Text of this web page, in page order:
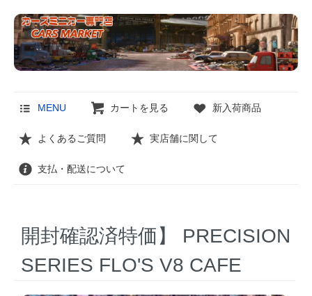
MENU カートを見る 新入荷商品
よくあるご質問 実店舗に関して
支払・配送について
開封確認済特価】 PRECISION
SERIES FLO'S V8 CAFE